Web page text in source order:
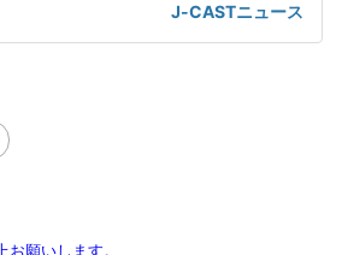
J-CASTニュース